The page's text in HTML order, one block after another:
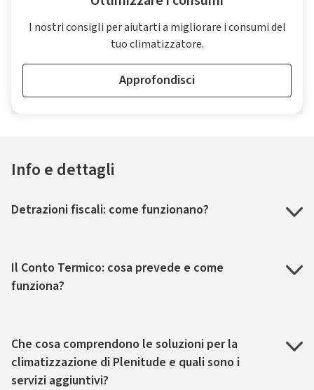
I nostri consigli per aiutarti a migliorare i consumi del
tuo climatizzatore.
Approfondisci
Info e dettagli
Detrazioni fiscali: come funzionano?
Il Conto Termico: cosa prevede e come
funziona?
Che cosa comprendono le soluzioni per la
climatizzazione di Plenitude e quali sono i
servizi aggiuntivi?